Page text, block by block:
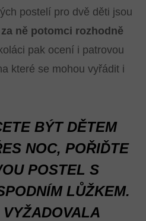
postelí pro dvě děti jsou
ně potomci rozhodně
pak ocení i patrovou
které se mohou vyřádit i
BÝT DĚTEM
NOC, POŘIĎTE
POSTEL S
LŮŽKEM.